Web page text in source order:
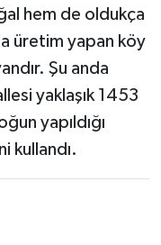
hem de oldukça
üretim yapan köy
Şu anda
yaklaşık 1453
yapıldığı
kullandı.